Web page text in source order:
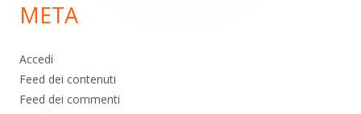
pagina
META
Accedi
Feed dei contenuti
Feed dei commenti